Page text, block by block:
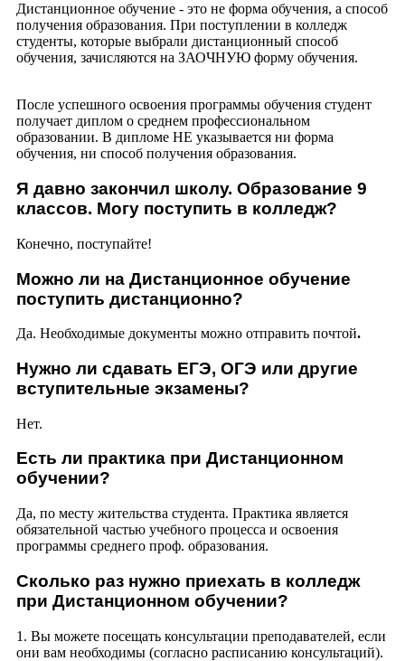
Дистанционное обучение - это не форма обучения, а способ
получения образования. При поступлении в колледж
студенты, которые выбрали дистанционный способ
обучения, зачисляются на ЗАОЧНУЮ форму обучения.
После успешного освоения программы обучения студент
получает диплом о среднем профессиональном
образовании. В дипломе НЕ указывается ни форма
обучения, ни способ получения образования.
Я давно закончил школу. Образование 9
классов. Могу поступить в колледж?
Конечно, поступайте!
Можно ли на Дистанционное обучение
поступить дистанционно?
Да. Необходимые документы можно отправить почтой.
Нужно ли сдавать ЕГЭ, ОГЭ или другие
вступительные экзамены?
Нет.
Есть ли практика при Дистанционном
обучении?
Да, по месту жительства студента. Практика является
обязательной частью учебного процесса и освоения
программы среднего проф. образования.
Сколько раз нужно приехать в колледж
при Дистанционном обучении?
1. Вы можете посещать консультации преподавателей, если
они вам необходимы (согласно расписанию консультаций).